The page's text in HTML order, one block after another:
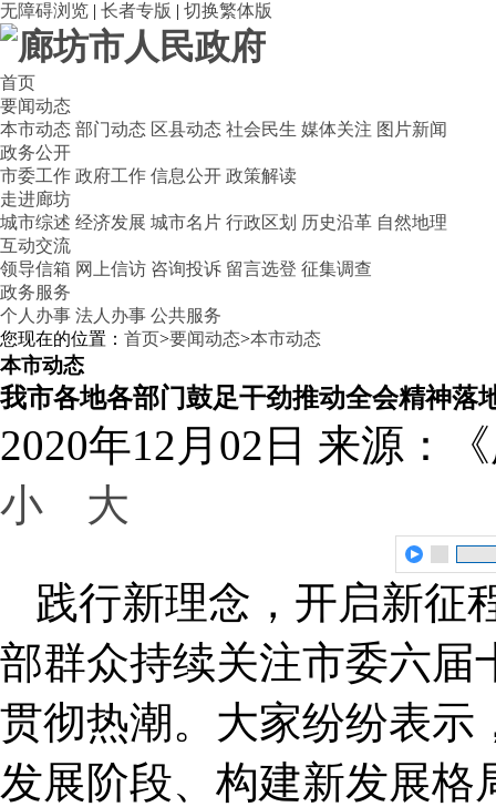
无障碍浏览 | 长者专版 | 切换繁体版
首页
要闻动态
本市动态 部门动态 区县动态 社会民生 媒体关注 图片新闻
政务公开
市委工作 政府工作 信息公开 政策解读
走进廊坊
城市综述 经济发展 城市名片 行政区划 历史沿革 自然地理
互动交流
领导信箱 网上信访 咨询投诉 留言选登 征集调查
政务服务
个人办事 法人办事 公共服务
您现在的位置： 首页>要闻动态>本市动态
本市动态
我市各地各部门鼓足干劲推动全会精神落
2020年12月02日 来源：
小
大
践行新理念，开启新征
部群众持续关注市委六届
贯彻热潮。大家纷纷表示
发展阶段、构建新发展格